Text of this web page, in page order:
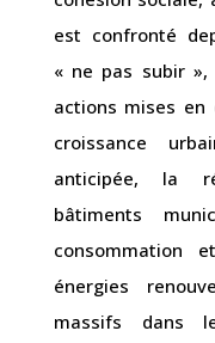
est confronté
« ne pas subir »,
actions mises
croissance
anticipée, la
bâtiments
consommation
énergies
massifs dans